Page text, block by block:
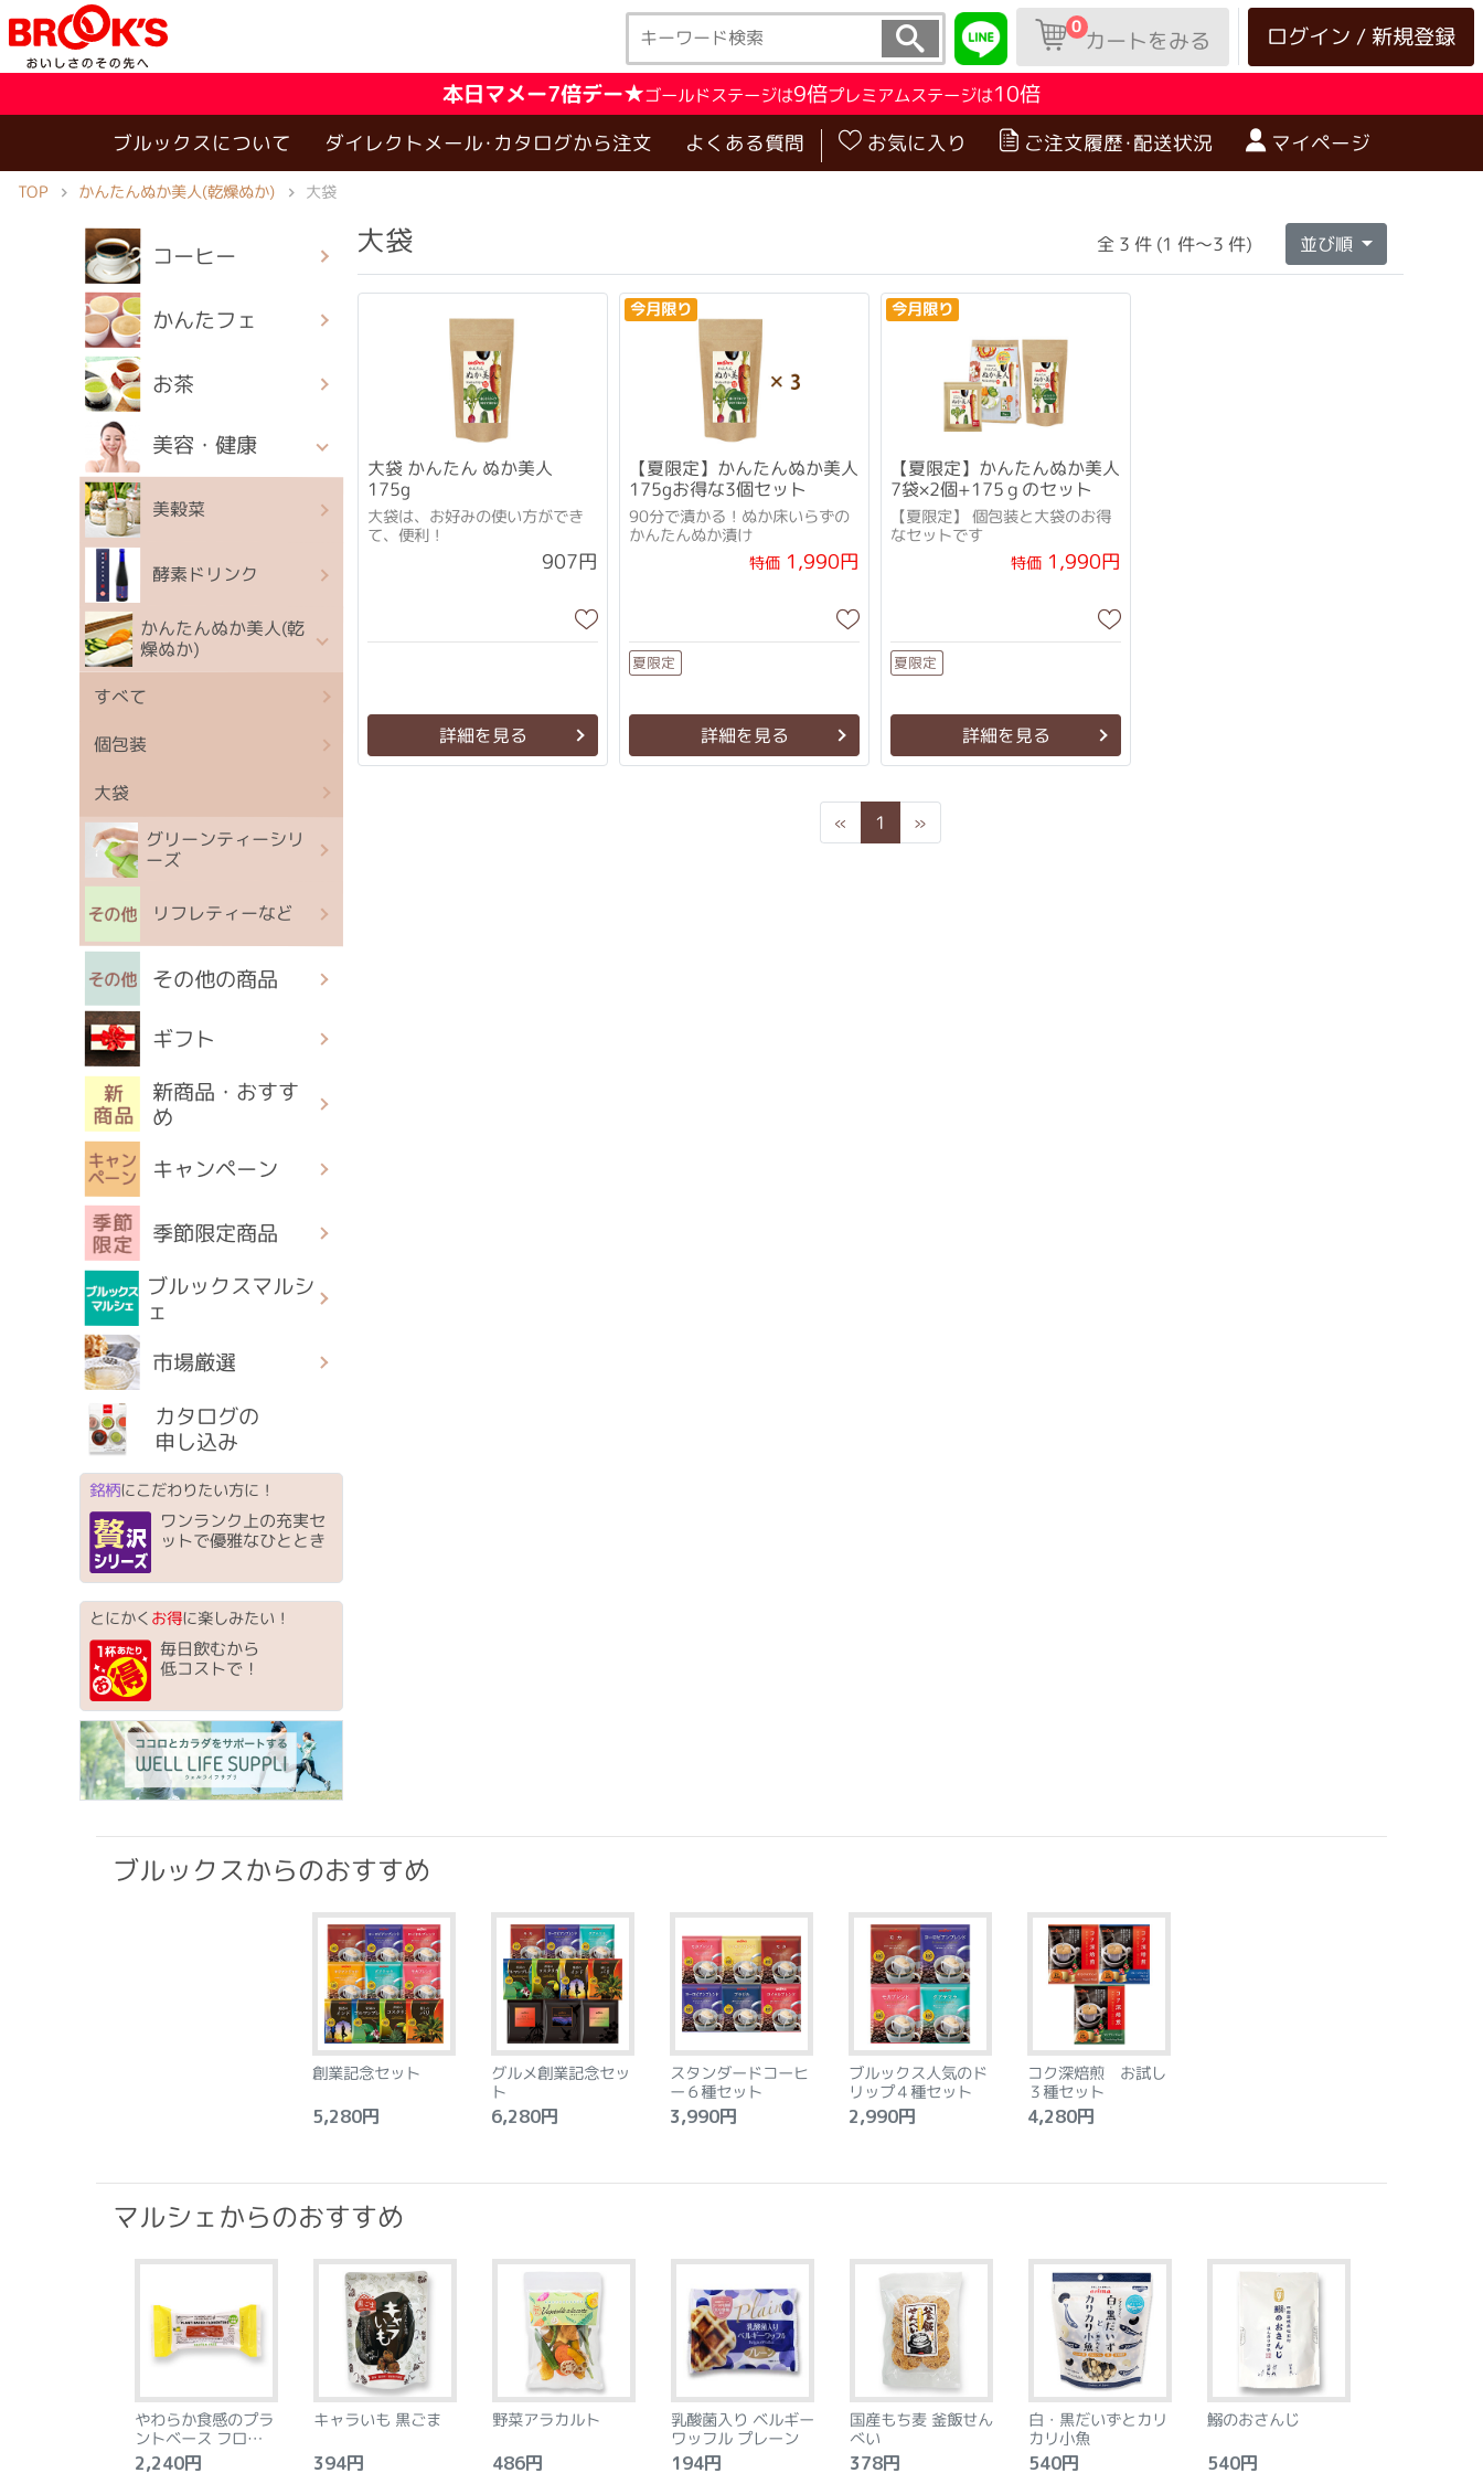
ログイン / 新規登録
0カートをみる
本日マメー7倍デー★ゴールドステージは9倍プレミアムステージは10倍
ブルックスについて ダイレクトメール･カタログから注文 よくある質問 お気に入り ご注文履歴･配送状況 マイページ
TOP かんたんぬか美人(乾燥ぬか) 大袋
コーヒー
かんたフェ
お茶
美容・健康
美穀菜
酵素ドリンク
かんたんぬか美人(乾
燥ぬか)
すべて
個包装
大袋
グリーンティーシリ
ーズ
リフレティーなど
その他の商品
ギフト
新商品・おすす
め
キャンペーン
季節限定商品
ブルックスマルシ
ェ
市場厳選
カタログの
申し込み
銘柄にこだわりたい方に！
ワンランク上の充実セ
ットで優雅なひととき
とにかくお得に楽しみたい！
毎日飲むから
低コストで！
大袋 全 3 件 (1 件～3 件) 並び順
大袋 かんたん ぬか美人
175g
大袋は、お好みの使い方ができ
て、便利！
907円
詳細を見る
今月限り
【夏限定】かんたんぬか美人
175gお得な3個セット
90分で漬かる！ぬか床いらずの
かんたんぬか漬け
特価 1,990円
夏限定
詳細を見る
今月限り
【夏限定】かんたんぬか美人
7袋×2個+175ｇのセット
【夏限定】 個包装と大袋のお得
なセットです
特価 1,990円
夏限定
詳細を見る
« Previous
1 »Next
ブルックスからのおすすめ
創業記念セット
5,280円
グルメ創業記念セッ
ト
6,280円
スタンダードコーヒ
ー６種セット
3,990円
ブルックス人気のド
リップ４種セット
2,990円
コク深焙煎 お試し
３種セット
4,280円
マルシェからのおすすめ
やわらか食感のプラ
ントベース フロラン
タン アーモンド&レ
2,240円
キャラいも 黒ごま
394円
野菜アラカルト
486円
乳酸菌入り ベルギー
ワッフル プレーン
194円
国産もち麦 釜飯せん
べい
378円
白・黒だいずとカリ
カリ小魚
540円
鰯のおさんじ
540円